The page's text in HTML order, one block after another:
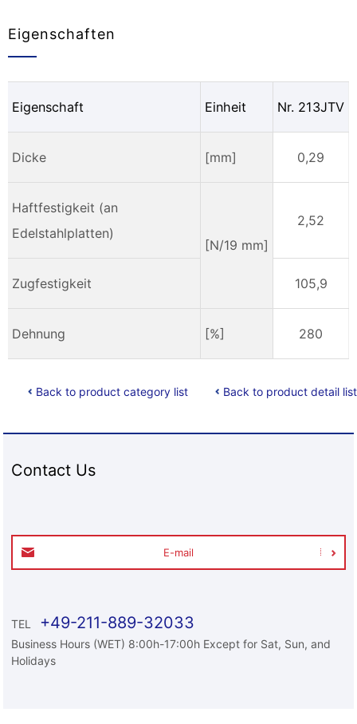
Eigenschaften
Eigenschaft Einheit Nr. 213JTV
Dicke [mm] 0,29
Haftfestigkeit (an
Edelstahlplatten)
[N/19 mm]
2,52
Zugfestigkeit 105,9
Dehnung [%] 280
Back to product category list Back to product detail list
Contact Us
E-mail
TEL +49-211-889-32033
Business Hours (WET) 8:00h-17:00h Except for Sat, Sun, and
Holidays